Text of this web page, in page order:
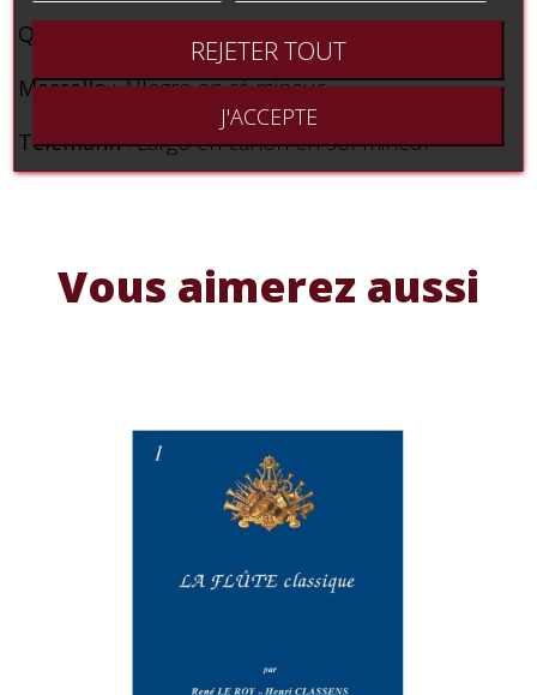
Quantz
Marcello: Allegro en ré mineur
Telemann: Largo en canon en sol mineur
Vous aimerez aussi
REJETER TOUT
J'ACCEPTE